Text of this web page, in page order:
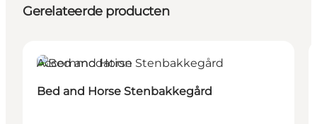
Gerelateerde producten
Accommodation
Bed and Horse Stenbakkegård